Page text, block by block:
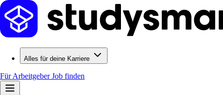
Alles für deine Karriere
Für ArbeitgeberJob finden